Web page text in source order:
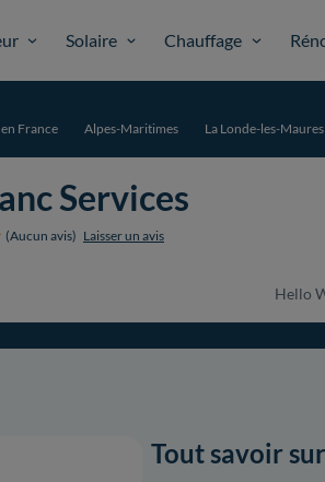
Solaire Chauffage
France Alpes-Maritimes La Londe-les-Maures
Services
(Aucun avis) Laisser un avis
Hello
Tout savoir